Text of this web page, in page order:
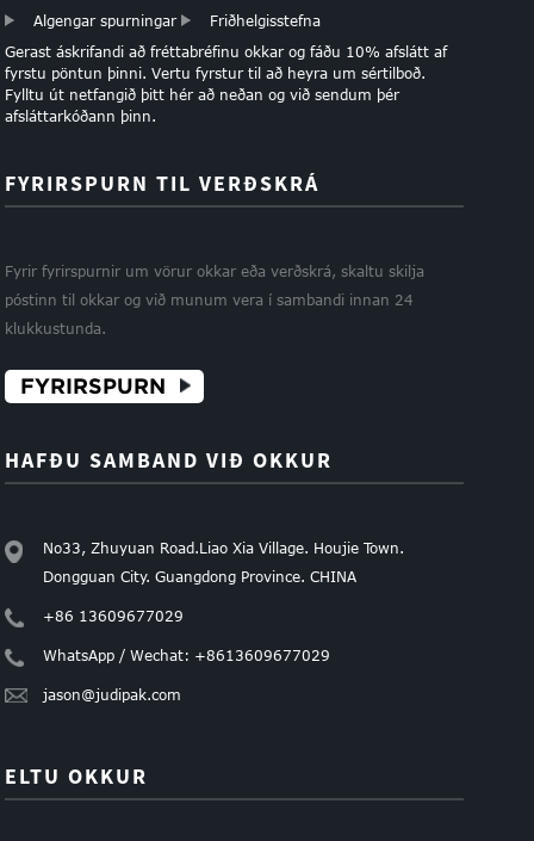
Algengar spurningar
Friðhelgisstefna
Gerast áskrifandi að fréttabréfinu okkar og fáðu 10% afslátt af
fyrstu pöntun þinni. Vertu fyrstur til að heyra um sértilboð.
Fylltu út netfangið þitt hér að neðan og við sendum þér
afsláttarkóðann þinn.
FYRIRSPURN TIL VERÐSKRÁ
Fyrir fyrirspurnir um vörur okkar eða verðskrá, skaltu skilja
póstinn til okkar og við munum vera í sambandi innan 24
klukkustunda.
FYRIRSPURN
HAFÐU SAMBAND VIÐ OKKUR
No33, Zhuyuan Road.Liao Xia Village. Houjie Town.
Dongguan City. Guangdong Province. CHINA
+86 13609677029
WhatsApp / Wechat: +8613609677029
jason@judipak.com
ELTU OKKUR